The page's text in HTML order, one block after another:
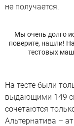
не получается.
Мы очень долго
поверите, нашли!
тестовых
На тесте были
выдающими 149
сочетаются
Альтернатива –